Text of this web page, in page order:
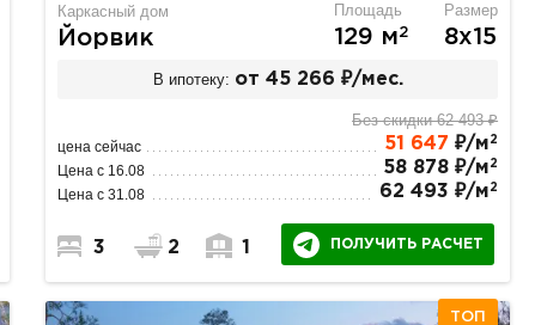
Каркасный дом
Йорвик
Площадь
129 м2
Размер
8х15
В ипотеку: от 45 266 ₽/мес.
Без скидки 62 493 ₽
цена сейчас 51 647 ₽/м 2
Цена с 16.08 58 878 ₽/м 2
Цена с 31.08 62 493 ₽/м 2
3 2 1 ПОЛУЧИТЬ РАСЧЕТ
ТОП